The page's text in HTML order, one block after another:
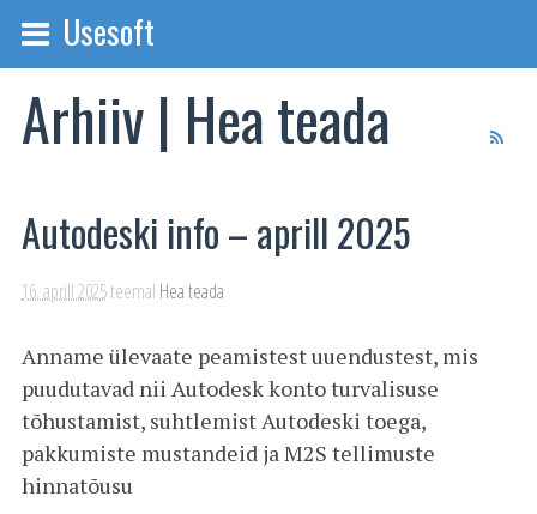
Usesoft
Arhiiv | Hea teada
Autodeski info – aprill 2025
16. aprill 2025teemal Hea teada
Anname ülevaate peamistest uuendustest, mis
puudutavad nii Autodesk konto turvalisuse
tõhustamist, suhtlemist Autodeski toega,
pakkumiste mustandeid ja M2S tellimuste
hinnatõusu